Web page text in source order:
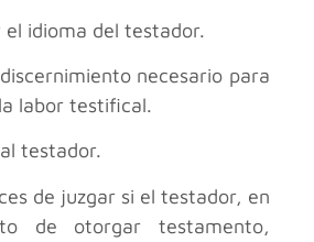
el idioma del testador.
necesario para
labor testifical.
testador.
de juzgar si el testador, en
de otorgar testamento,